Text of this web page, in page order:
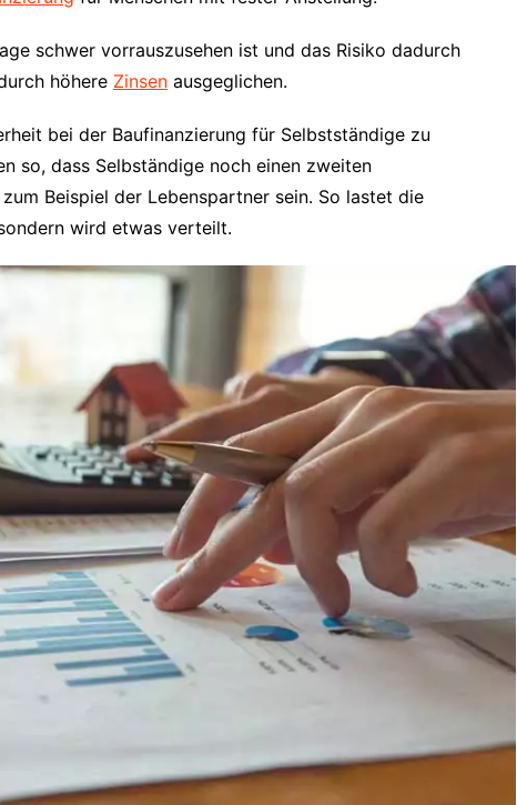
schwer vorrauszusehen ist und das Risiko dadurch
höhere Zinsen ausgeglichen.
bei der Baufinanzierung für Selbstständige zu
so, dass Selbständige noch einen zweiten
Beispiel der Lebenspartner sein. So lastet die
wird etwas verteilt.